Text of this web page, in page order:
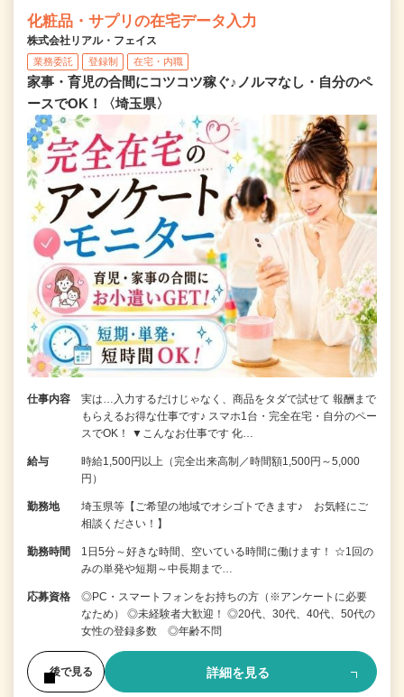
化粧品・サプリの在宅データ入力
株式会社リアル・フェイス
業務委託 登録制 在宅・内職
家事・育児の合間にコツコツ稼ぐ♪ノルマなし・自分のペ
ースでOK！〈埼玉県〉
仕事内容
実は…入力するだけじゃなく、商品をタダで試せて 報酬まで
もらえるお得な仕事です♪ スマホ1台・完全在宅・自分のペー
スでOK！ ▼こんなお仕事です 化…
給与
時給1,500円以上（完全出来高制／時間額1,500円～5,000
円）
勤務地
埼玉県等【ご希望の地域でオシゴトできます♪ お気軽にご
相談ください！】
勤務時間
1日5分～好きな時間、空いている時間に働けます！ ☆1回の
みの単発や短期～中長期まで…
応募資格
◎PC・スマートフォンをお持ちの方（※アンケートに必要
なため） ◎未経験者大歓迎！ ◎20代、30代、40代、50代の
女性の登録多数 ◎年齢不問
後で見る 詳細を見る